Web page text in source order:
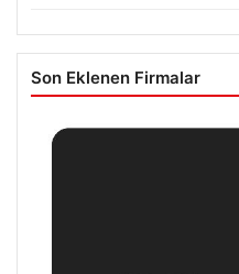
Son Eklenen Firmalar